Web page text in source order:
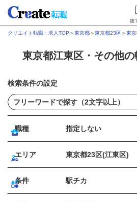
後
クリエイト転職・求人TOP ＞東京都＞東京都23区＞東
東京都江東区・その他
検索条件の設定
職種 指定しない
エリア 東京都23区(江東区)
条件 駅チカ